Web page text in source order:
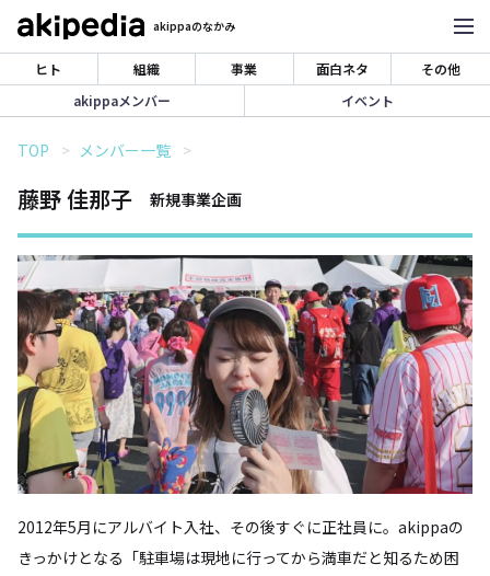
akippaのなかみ
ヒト 組織 事業 面白ネタ
その他
akippaメンバー
イベント
TOP メンバー一覧
藤野 佳那子 新規事業企画
2012年5月にアルバイト入社、その後すぐに正社員に。akippaの
きっかけとなる「駐車場は現地に行ってから満車だと知るため困